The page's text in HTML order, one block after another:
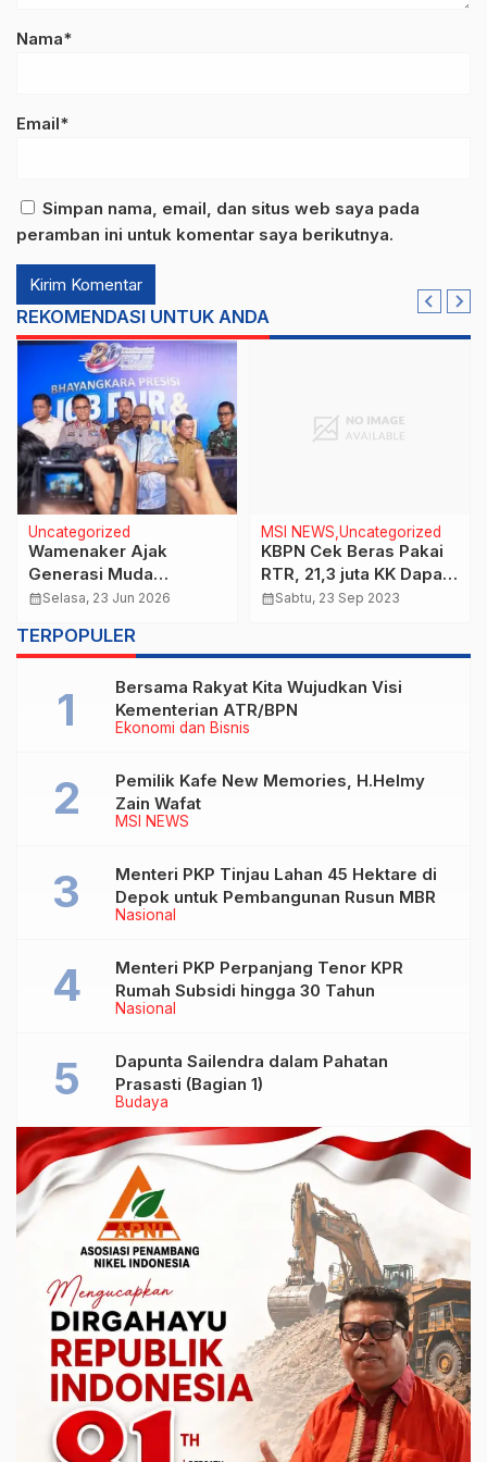
Nama*
Email*
Simpan nama, email, dan situs web saya pada
peramban ini untuk komentar saya berikutnya.
REKOMENDASI UNTUK ANDA
Uncategorized
Wamenaker Ajak
Generasi Muda
Optimalkan Potensi
calendar_monthSelasa, 23 Jun 2026
MSI NEWS Uncategorized
KBPN Cek Beras Pakai
RTR, 21,3 juta KK Dapat
Bantuan Makan
calendar_monthSabtu, 23 Sep 2023
TERPOPULER
Ekonomi dan Bisnis
Bersama Rakyat Kita Wujudkan Visi
Kementerian ATR/BPN
MSI NEWS
Pemilik Kafe New Memories, H.Helmy
Zain Wafat
Nasional
Menteri PKP Tinjau Lahan 45 Hektare di
Depok untuk Pembangunan Rusun MBR
Nasional
Menteri PKP Perpanjang Tenor KPR
Rumah Subsidi hingga 30 Tahun
Budaya
Dapunta Sailendra dalam Pahatan
Prasasti (Bagian 1)